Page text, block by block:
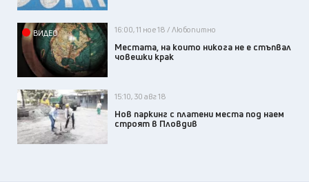
ВИДЕО 16:00, 11 ное 18 / Любопитно
Местата, на които никога не е стъпвал
човешки крак
15:10, 30 авг 18
Нов паркинг с платени места под наем
строят в Пловдив